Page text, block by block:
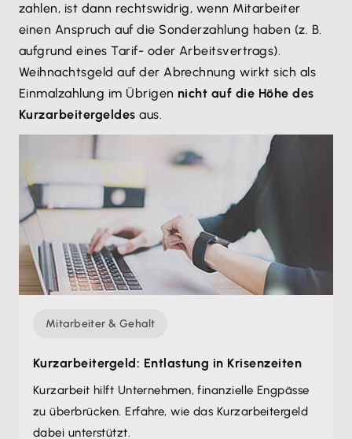
zahlen, ist dann rechtswidrig, wenn Mitarbeiter
einen Anspruch auf die Sonderzahlung haben (z. B.
aufgrund eines Tarif- oder Arbeitsvertrags).
Weihnachtsgeld auf der Abrechnung wirkt sich als
Einmalzahlung im Übrigen nicht auf die Höhe des
Kurzarbeitergeldes aus.
Mitarbeiter & Gehalt
Kurzarbeitergeld: Entlastung in Krisenzeiten
Kurzarbeit hilft Unternehmen, finanzielle Engpässe
zu überbrücken. Erfahre, wie das Kurzarbeitergeld
dabei unterstützt.